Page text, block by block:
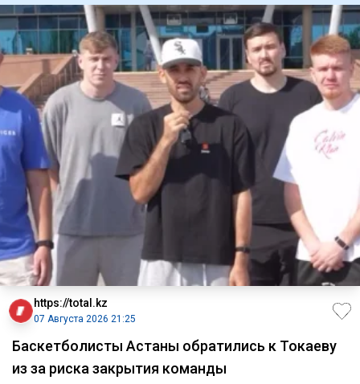
https://total.kz
07 Августа 2026 21:25
Баскетболисты Астаны обратились к Токаеву
из за риска закрытия команды